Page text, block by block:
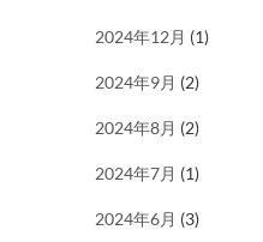
2024年12月 (1)
2024年9月 (2)
2024年8月 (2)
2024年7月 (1)
2024年6月 (3)